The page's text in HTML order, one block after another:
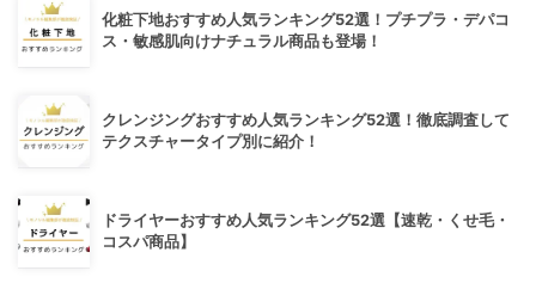
化粧下地おすすめ人気ランキング52選！プチプラ・デパコ
ス・敏感肌向けナチュラル商品も登場！
クレンジングおすすめ人気ランキング52選！徹底調査して
テクスチャータイプ別に紹介！
ドライヤーおすすめ人気ランキング52選【速乾・くせ毛・
コスパ商品】